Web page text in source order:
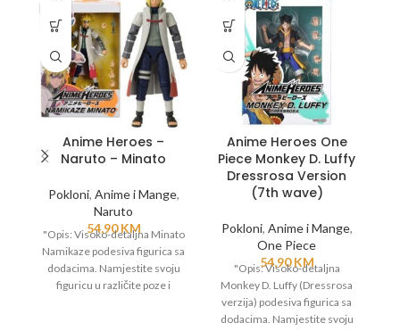
Anime Heroes –
Naruto – Minato
Pokloni, Anime i Mange,
Naruto
54,90KM
"Opis: Visoko-detaljna Minato
Namikaze podesiva figurica sa
dodacima. Namjestite svoju
figuricu u različite poze i
Anime Heroes One
Piece Monkey D. Luffy
Dressrosa Version
(7th wave)
Pokloni, Anime i Mange,
One Piece
54,90KM
"Opis: Visoko-detaljna
Monkey D. Luffy (Dressrosa
verzija) podesiva figurica sa
dodacima. Namjestite svoju